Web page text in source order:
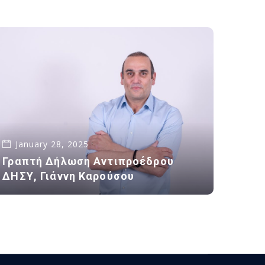
January 28, 2025
Γραπτή Δήλωση Αντιπροέδρου
ΔΗΣΥ, Γιάννη Καρούσου